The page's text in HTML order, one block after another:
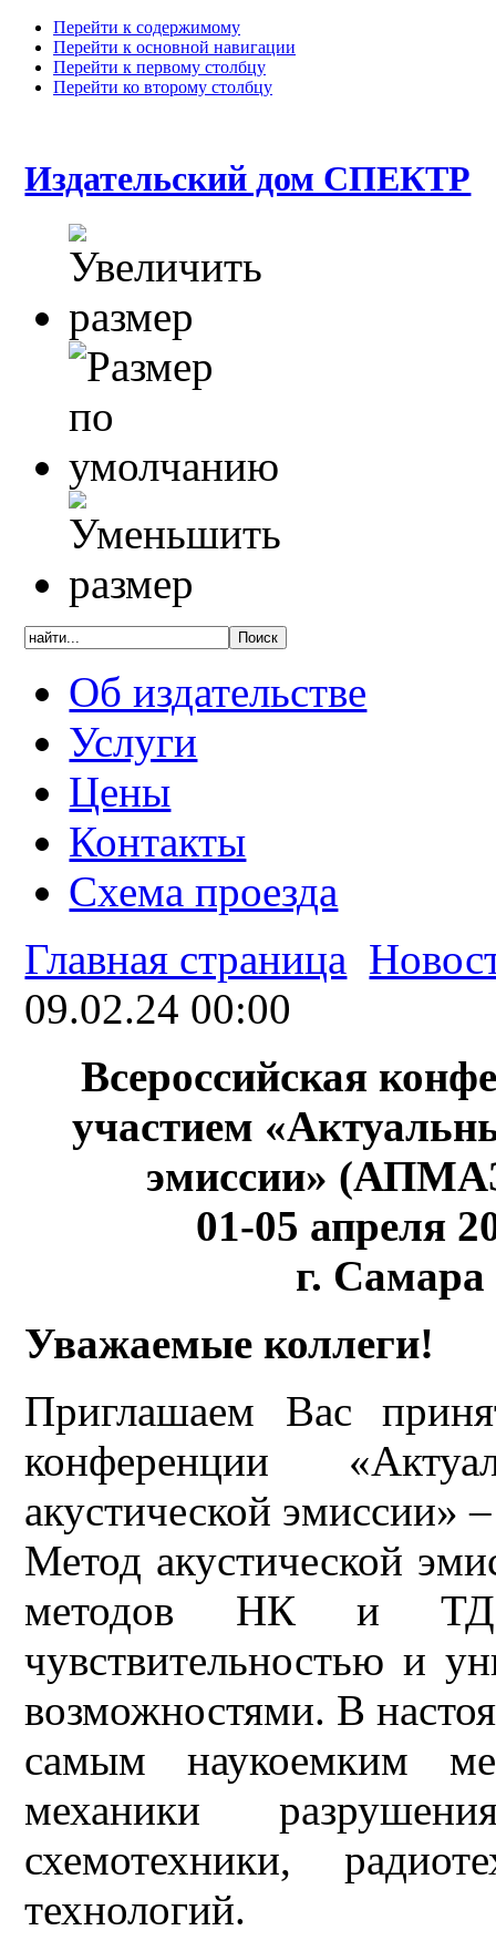
Перейти к содержимому
Перейти к основной навигации
Перейти к первому столбцу
Перейти ко второму столбцу
Издательский дом СПЕКТР
Об издательстве
Услуги
Цены
Контакты
Схема проезда
Главная страница
09.02.24 00:00
Всероссийская
участием
эмиссии»
01-05 апреля
г. Самара
Уважаемые коллеги!
Приглашаем Вас
конференции
акустической
Метод акустической
методов НК и ТД.
чувствительностью и
возможностями. В
самым наукоемким
механики
схемотехники,
технологий.